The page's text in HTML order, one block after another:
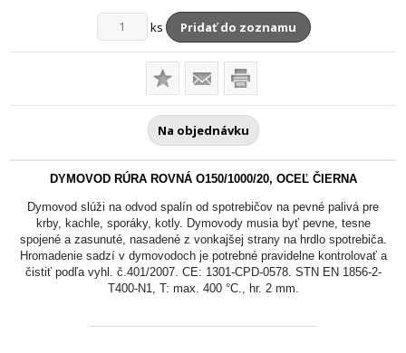
ks Pridať do zoznamu
Na objednávku
DYMOVOD RÚRA ROVNÁ O150/1000/20, OCEĽ ČIERNA
Dymovod slúži na odvod spalín od spotrebičov na pevné palivá pre
krby, kachle, sporáky, kotly. Dymovody musia byť pevne, tesne
spojené a zasunuté, nasadené z vonkajšej strany na hrdlo spotrebiča.
Hromadenie sadzí v dymovodoch je potrebné pravidelne kontrolovať a
čistiť podľa vyhl. č.401/2007. CE: 1301-CPD-0578. STN EN 1856-2-
T400-N1, T: max. 400 °C., hr. 2 mm.